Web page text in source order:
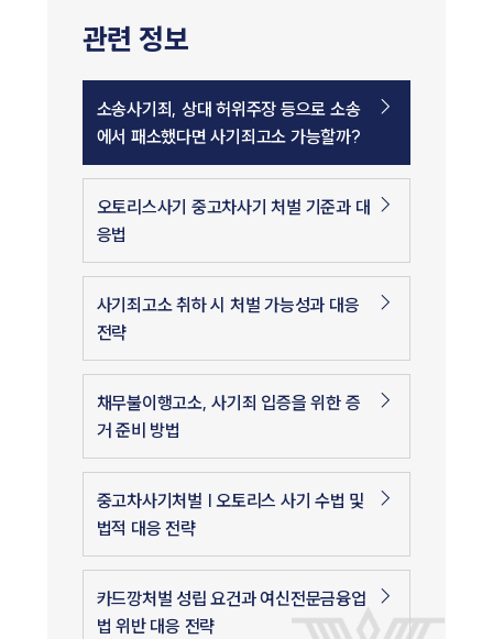
관련 정보
소송사기죄, 상대 허위주장 등으로 소송
에서 패소했다면 사기죄고소 가능할까?
오토리스사기 중고차사기 처벌 기준과 대
응법
사기죄고소 취하 시 처벌 가능성과 대응
전략
채무불이행고소, 사기죄 입증을 위한 증
거 준비 방법
중고차사기처벌 | 오토리스 사기 수법 및
법적 대응 전략
카드깡처벌 성립 요건과 여신전문금융업
법 위반 대응 전략